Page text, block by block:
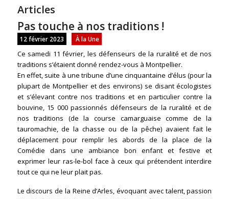
Articles
Pas touche à nos traditions !
12 février 2023 À la Une
Ce samedi 11 février, les défenseurs de la ruralité et de nos
traditions s’étaient donné rendez-vous à Montpellier.
En effet, suite à une tribune d’une cinquantaine d’élus (pour la
plupart de Montpellier et des environs) se disant écologistes
et s’élevant contre nos traditions et en particulier contre la
bouvine, 15 000 passionnés défenseurs de la ruralité et de
nos traditions (de la course camarguaise comme de la
tauromachie, de la chasse ou de la pêche) avaient fait le
déplacement pour remplir les abords de la place de la
Comédie dans une ambiance bon enfant et festive et
exprimer leur ras-le-bol face à ceux qui prétendent interdire
tout ce qui ne leur plait pas.
Le discours de la Reine d’Arles, évoquant avec talent, passion